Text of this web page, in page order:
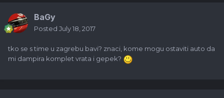
BaGy
Posted July 18, 2017
tko se s time u zagrebu bavi? znaci, kome mogu ostaviti auto da
mi dampira komplet vrata i gepek?